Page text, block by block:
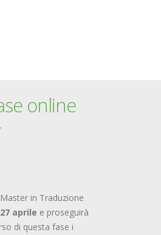
online
in Traduzione
27 aprile e proseguirà
di questa fase i